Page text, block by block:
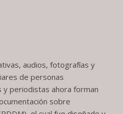
audios, fotografías y
de personas
y periodistas ahora forman
sobre